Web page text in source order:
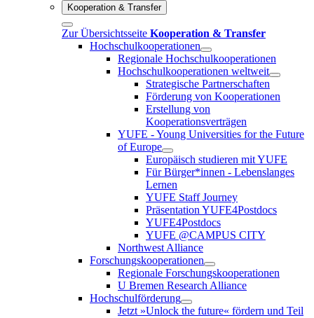
Kooperation & Transfer
Zur Übersichtsseite Kooperation & Transfer
Hochschulkooperationen
Regionale Hochschulkooperationen
Hochschulkooperationen weltweit
Strategische Partnerschaften
Förderung von Kooperationen
Erstellung von
Kooperationsverträgen
YUFE - Young Universities for the Future
of Europe
Europäisch studieren mit YUFE
Für Bürger*innen - Lebenslanges
Lernen
YUFE Staff Journey
Präsentation YUFE4Postdocs
YUFE4Postdocs
YUFE @CAMPUS CITY
Northwest Alliance
Forschungskooperationen
Regionale Forschungskooperationen
U Bremen Research Alliance
Hochschulförderung
Jetzt »Unlock the future« fördern und Teil